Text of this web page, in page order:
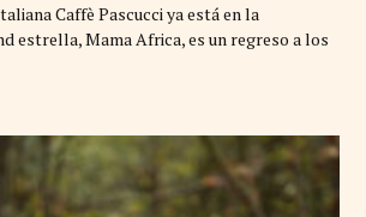
Caffè Pascucci ya está en la
estrella, Mama Africa, es un regreso a los